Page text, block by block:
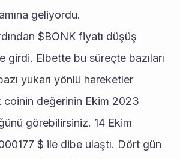
geliyordu.
$BONK fiyatı düşüş
girdi. Elbette bu süreçte bazıları
yukarı yönlü hareketler
coinin değerinin Ekim 2023
görebilirsiniz. 14 Ekim
$ ile dibe ulaştı. Dört gün